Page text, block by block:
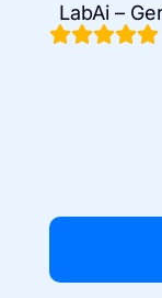
LabAi –